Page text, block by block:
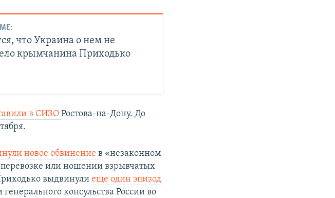
что Украина о нем не
крымчанина Приходько
в СИЗОРостова-на-Дону. До
новое обвинениев «незаконном
или ношении взрывчатых
выдвинулиеще один эпизод
консульства России во